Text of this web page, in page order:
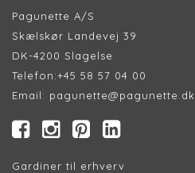
Pagunette A/S
Skælskør Landevej 39
DK-4200 Slagelse
Telefon:+45 58 57 04 00
Email: pagunette@pagunette.dk
Gardiner til erhverv